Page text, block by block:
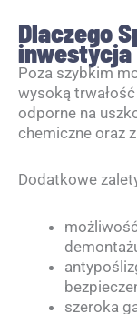
Dlaczego
Poza szybkim
wysoką
odporne na
chemiczne oraz
Dodatkowe
szeroka